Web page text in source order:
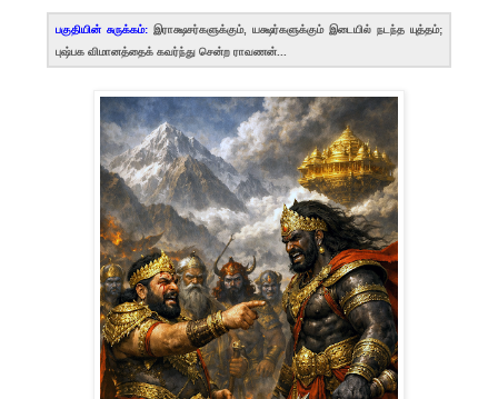
பகுதியின் சுருக்கம்: இராக்ஷசர்களுக்கும், யக்ஷர்களுக்கும் இடையில் நடந்த யுத்தம்;
புஷ்பக விமானத்தைக் கவர்ந்து சென்ற ராவணன்...